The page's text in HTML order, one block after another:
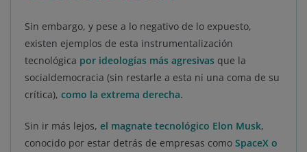
Sin embargo, y pese a lo negativo de lo expuesto,
existen ejemplos de esta instrumentalización
tecnológica por ideologías más agresivas que la
socialdemocracia (sin restarle a esta ni una coma de su
crítica), como la extrema derecha.
Sin ir más lejos, el magnate tecnológico Elon Musk,
conocido por estar detrás de empresas como SpaceX o